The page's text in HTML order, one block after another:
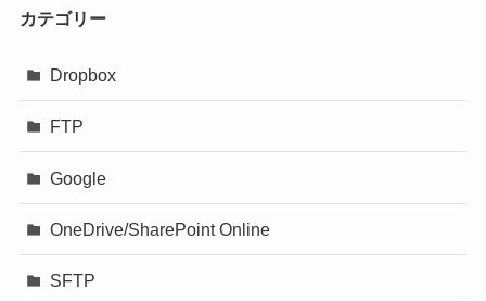
カテゴリー
Dropbox
FTP
Google
OneDrive/SharePoint Online
SFTP